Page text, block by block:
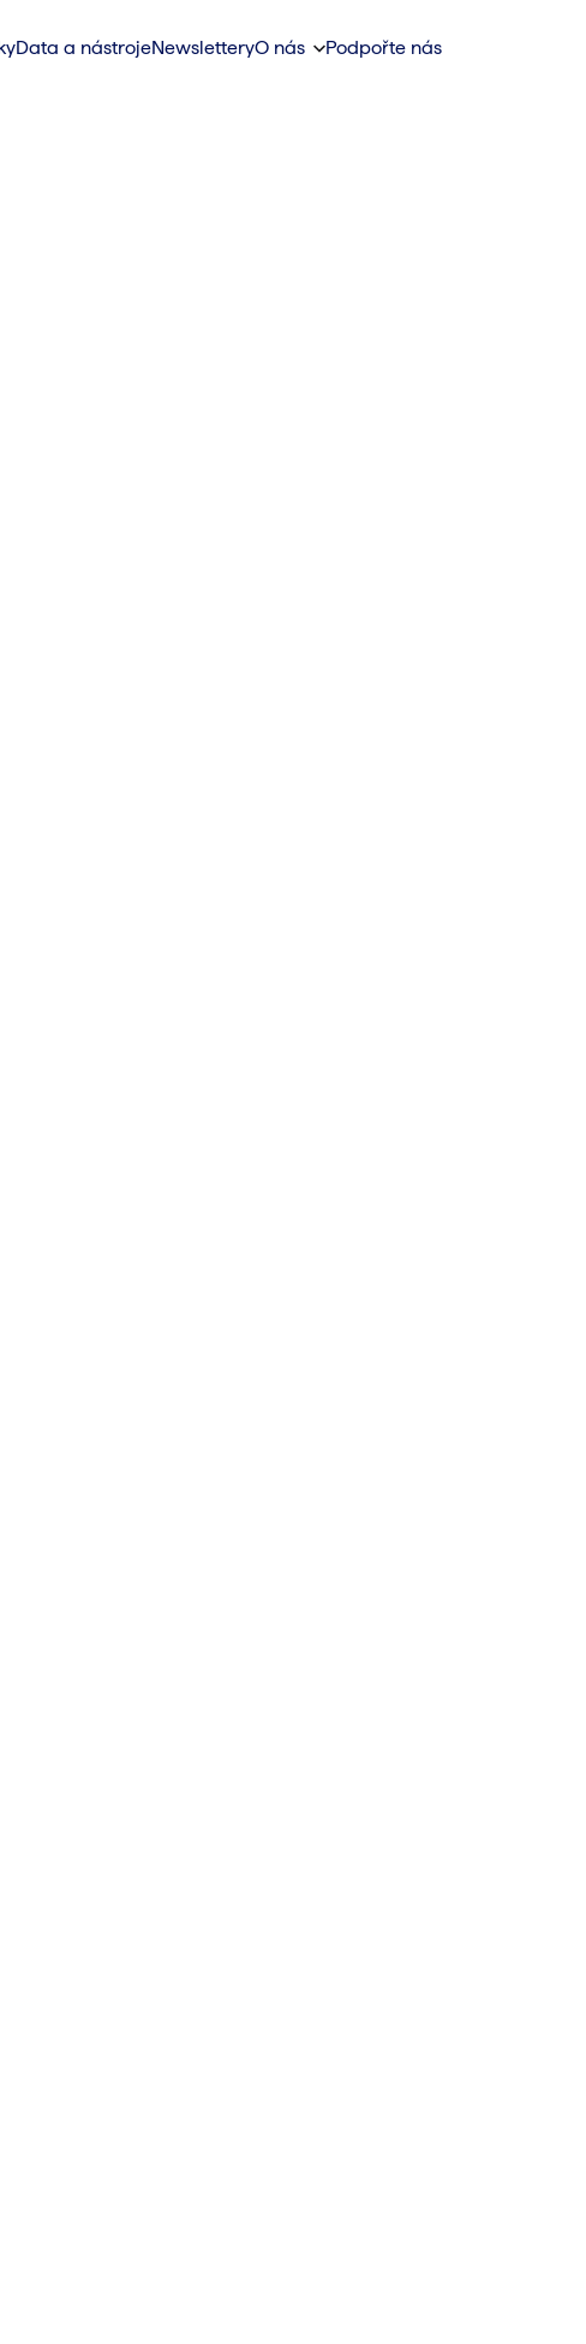
Data a nástrojeNewsletteryO nás Podpořte nás